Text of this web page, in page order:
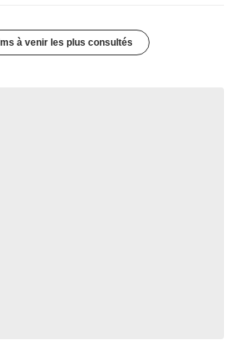
à venir les plus consultés